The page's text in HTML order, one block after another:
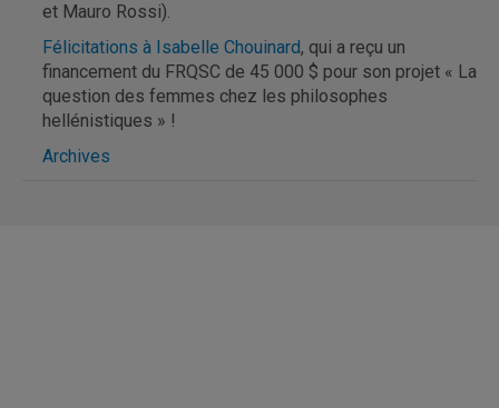
et Mauro Rossi).
Félicitations à Isabelle Chouinard, qui a reçu un
financement du FRQSC de 45 000 $ pour son projet « La
question des femmes chez les philosophes
hellénistiques » !
Archives